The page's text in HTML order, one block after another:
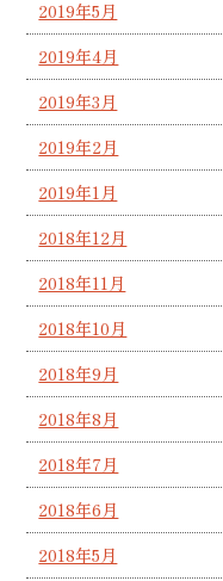
2019年5月
2019年4月
2019年3月
2019年2月
2019年1月
2018年12月
2018年11月
2018年10月
2018年9月
2018年8月
2018年7月
2018年6月
2018年5月